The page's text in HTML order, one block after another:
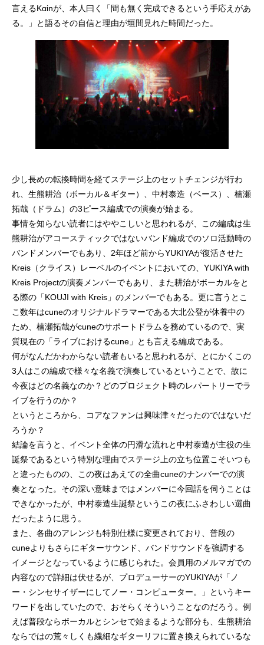
言えるKαinが、本人曰く「間も無く完成できるという手応えがあ
る。」と語るその自信と理由が垣間見れた時間だった。
少し長めの転換時間を経てステージ上のセットチェンジが行わ
れ、生熊耕治（ボーカル＆ギター）、中村泰造（ベース）、楠瀬
拓哉（ドラム）の3ピース編成での演奏が始まる。
事情を知らない読者にはややこしいと思われるが、この編成は生
熊耕治がアコースティックではないバンド編成でのソロ活動時の
バンドメンバーでもあり、2年ほど前からYUKIYAが復活させた
Kreis（クライス）レーベルのイベントにおいての、YUKIYA with
Kreis Projectの演奏メンバーでもあり、また耕治がボーカルをと
る際の「KOUJI with Kreis」のメンバーでもある。更に言うとこ
こ数年はcuneのオリジナルドラマーである大北公登が休養中の
ため、楠瀬拓哉がcuneのサポートドラムを務めているので、実
質現在の「ライブにおけるcune」とも言える編成である。
何がなんだかわからない読者もいると思われるが、とにかくこの
3人はこの編成で様々な名義で演奏しているということで、故に
今夜はどの名義なのか？どのプロジェクト時のレパートリーでラ
イブを行うのか？
というところから、コアなファンは興味津々だったのではないだ
ろうか？
結論を言うと、イベント全体の円滑な流れと中村泰造が主役の生
誕祭であるという特別な理由でステージ上の立ち位置こそいつも
と違ったものの、この夜はあえての全曲cuneのナンバーでの演
奏となった。その深い意味まではメンバーに今回話を伺うことは
できなかったが、中村泰造生誕祭というこの夜にふさわしい選曲
だったように思う。
また、各曲のアレンジも特別仕様に変更されており、普段の
cuneよりもさらにギターサウンド、バンドサウンドを強調する
イメージとなっているように感じられた。会員用のメルマガでの
内容なので詳細は伏せるが、プロデューサーのYUKIYAが「ノ
ー・シンセサイザーにしてノー・コンピューター。」というキー
ワードを出していたので、おそらくそういうことなのだろう。例
えば普段ならボーカルとシンセで始まるような部分も、生熊耕治
ならではの荒々しくも繊細なギターリフに置き換えられているな